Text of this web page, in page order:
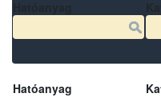
Hatóanyag